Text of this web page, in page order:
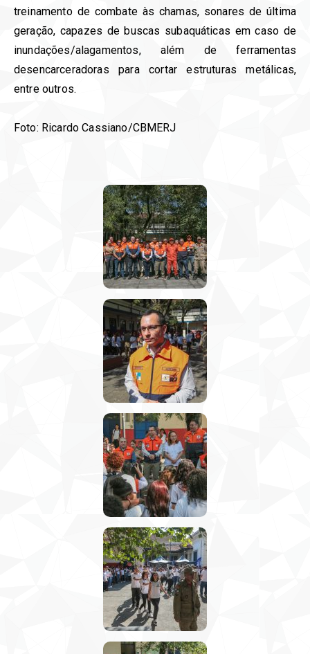
treinamento de combate às chamas, sonares de última
geração, capazes de buscas subaquáticas em caso de
inundações/alagamentos, além de ferramentas
desencarceradoras para cortar estruturas metálicas,
entre outros.
Foto: Ricardo Cassiano/CBMERJ